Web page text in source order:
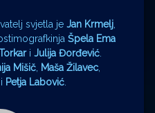
svjetla je Jan Krmelj
Špela Ema
i Julija Đorđević
Mišič Maša Žilavec
Petja Labović